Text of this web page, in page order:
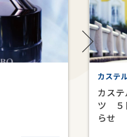
カステ
カス
ツ ５
らせ